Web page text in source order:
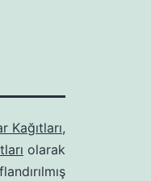
Kağıtları,
olarak